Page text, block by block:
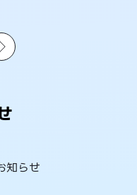
知らせ